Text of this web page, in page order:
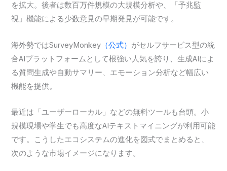
を拡大。後者は数百万件規模の大規模分析や、「予兆監
視」機能による少数意見の早期発見が可能です。
海外勢ではSurveyMonkey （公式） がセルフサービス型の統
合AIプラットフォームとして根強い人気を誇り、生成AIによ
る質問生成や自動サマリー、エモーション分析など幅広い
機能を提供。
最近は「ユーザーローカル」などの無料ツールも台頭。小
規模現場や学生でも高度なAIテキストマイニングが利用可能
です。こうしたエコシステムの進化を図式でまとめると、
次のような市場イメージになります。